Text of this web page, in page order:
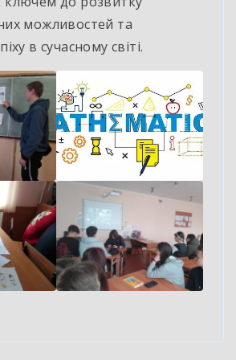
можливостей та
в сучасному світі.